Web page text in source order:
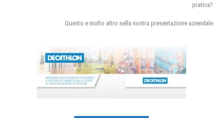
pratica?
Questo e molto altro nella nostra presentazione aziendale